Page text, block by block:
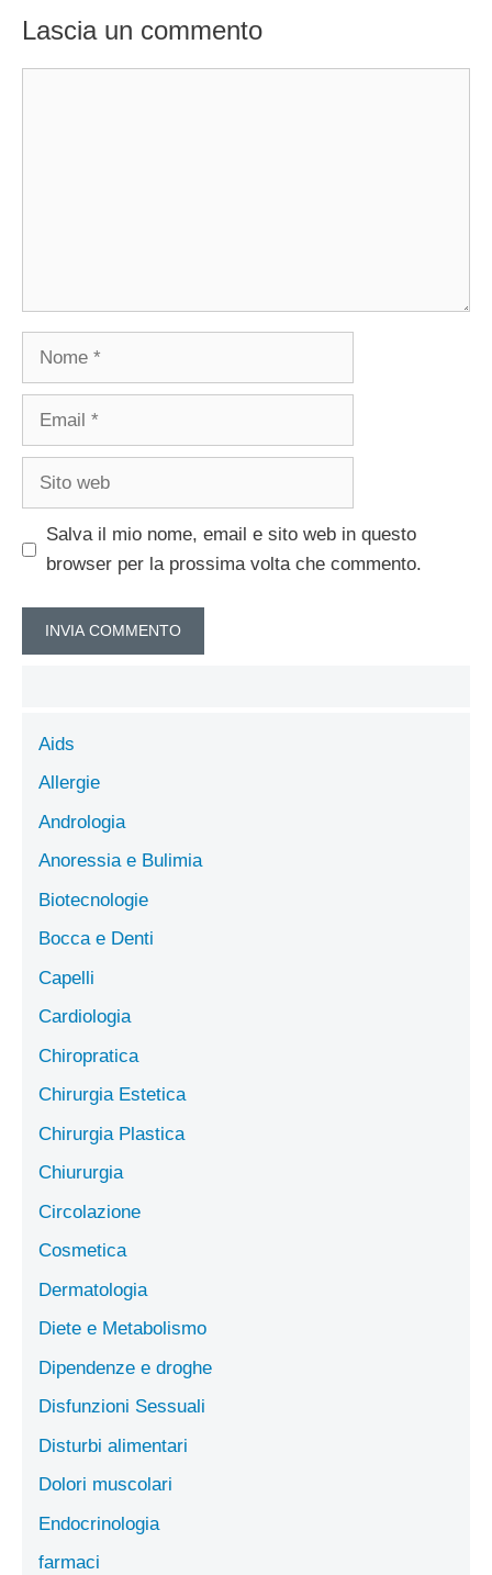
Lascia un commento
Nome
Email
Sito
Salva il mio nome, email e sito web in questo
browser per la prossima volta che commento.
Aids
Allergie
Andrologia
Anoressia e Bulimia
Biotecnologie
Bocca e Denti
Capelli
Cardiologia
Chiropratica
Chirurgia Estetica
Chirurgia Plastica
Chiururgia
Circolazione
Cosmetica
Dermatologia
Diete e Metabolismo
Dipendenze e droghe
Disfunzioni Sessuali
Disturbi alimentari
Dolori muscolari
Endocrinologia
farmaci